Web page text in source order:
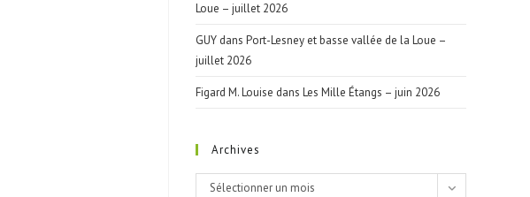
Loue – juillet 2026
GUY dans Port-Lesney et basse vallée de la Loue –
juillet 2026
Figard M. Louise dans Les Mille Étangs – juin 2026
Archives
Archives
Sélectionner un mois